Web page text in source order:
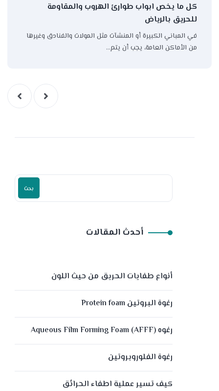
كل ما يخص ابواب طوارئ الهروب والمقاومة
للحريق بالرياض
في المباني الكبيرة أو المنشآت مثل المولات والفنادق وغيرها
من الأماكن العامة، يجب أن يتم…
بحث
أحدث المقالات
أنواع طفايات الحريق من حيث اللون
رغوة البروتين Protein foam
رغوه (Aqueous Film Forming Foam (AFFF
رغوة الفلوروبروتين
كيف تسير عملية اطفاء الحرائق